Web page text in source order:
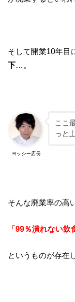
そして開業10年目
下…。
ヨッシー店長
ここ
っと
そんな廃業率の高
「99％潰れない飲
というものが存在